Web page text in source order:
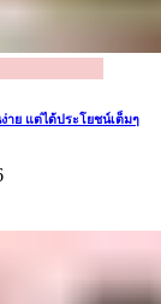
ย แต่ได้ประโยชน์เต็มๆ